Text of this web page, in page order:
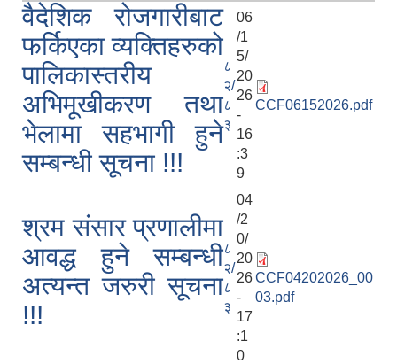
वैदेशिक रोजगारीबाट
फर्किएका व्यक्तिहरुको
पालिकास्तरीय
अभिमूखीकरण तथा
भेलामा सहभागी हुने
सम्बन्धी सूचना !!!
८
२/
८
३
06
/1
5/
20
26
-
16
:3
9
CCF06152026.pdf
श्रम संसार प्रणालीमा
आवद्ध हुने सम्बन्धी
अत्यन्त जरुरी सूचना
!!!
८
२/
८
३
04
/2
0/
20
26
-
17
:1
0
CCF04202026_00
03.pdf